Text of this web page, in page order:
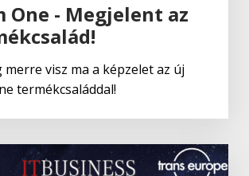
One - Megjelent az
merre visz ma a képzelet az új
termékcsaláddal!